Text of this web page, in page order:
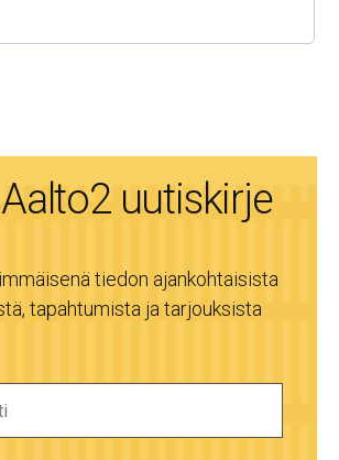
uutiskirje
tiedon ajankohtaisista
tapahtumista ja tarjouksista